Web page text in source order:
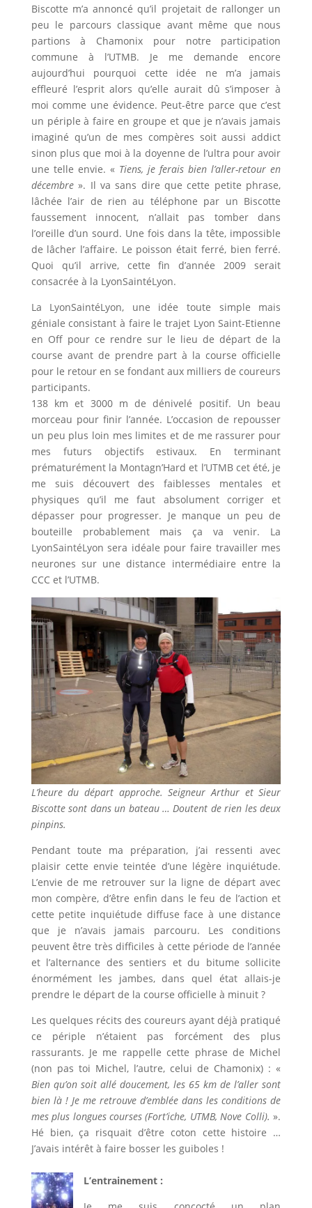
Biscotte m’a annoncé qu’il projetait de rallonger un
peu le parcours classique avant même que nous
partions à Chamonix pour notre participation
commune à l’UTMB. Je me demande encore
aujourd’hui pourquoi cette idée ne m’a jamais
effleuré l’esprit alors qu’elle aurait dû s’imposer à
moi comme une évidence. Peut-être parce que c’est
un périple à faire en groupe et que je n’avais jamais
imaginé qu’un de mes compères soit aussi addict
sinon plus que moi à la doyenne de l’ultra pour avoir
une telle envie. « Tiens, je ferais bien l’aller-retour en
décembre». Il va sans dire que cette petite phrase,
lâchée l’air de rien au téléphone par un Biscotte
faussement innocent, n’allait pas tomber dans
l’oreille d’un sourd. Une fois dans la tête, impossible
de lâcher l’affaire. Le poisson était ferré, bien ferré.
Quoi qu’il arrive, cette fin d’année 2009 serait
consacrée à la LyonSaintéLyon.
La LyonSaintéLyon, une idée toute simple mais
géniale consistant à faire le trajet Lyon Saint-Etienne
en Off pour ce rendre sur le lieu de départ de la
course avant de prendre part à la course officielle
pour le retour en se fondant aux milliers de coureurs
participants.
138 km et 3000 m de dénivelé positif. Un beau
morceau pour finir l’année. L’occasion de repousser
un peu plus loin mes limites et de me rassurer pour
mes futurs objectifs estivaux. En terminant
prématurément la Montagn’Hard et l’UTMB cet été, je
me suis découvert des faiblesses mentales et
physiques qu’il me faut absolument corriger et
dépasser pour progresser. Je manque un peu de
bouteille probablement mais ça va venir. La
LyonSaintéLyon sera idéale pour faire travailler mes
neurones sur une distance intermédiaire entre la
CCC et l’UTMB.
L’heure du départ approche. Seigneur Arthur et Sieur
Biscotte sont dans un bateau … Doutent de rien les deux
pinpins.
Pendant toute ma préparation, j’ai ressenti avec
plaisir cette envie teintée d’une légère inquiétude.
L’envie de me retrouver sur la ligne de départ avec
mon compère, d’être enfin dans le feu de l’action et
cette petite inquiétude diffuse face à une distance
que je n’avais jamais parcouru. Les conditions
peuvent être très difficiles à cette période de l’année
et l’alternance des sentiers et du bitume sollicite
énormément les jambes, dans quel état allais-je
prendre le départ de la course officielle à minuit ?
Les quelques récits des coureurs ayant déjà pratiqué
ce périple n’étaient pas forcément des plus
rassurants. Je me rappelle cette phrase de Michel
(non pas toi Michel, l’autre, celui de Chamonix) : «
Bien qu’on soit allé doucement, les 65 km de l’aller sont
bien là ! Je me retrouve d’emblée dans les conditions de
mes plus longues courses (Fort’iche, UTMB, Nove Colli). ».
Hé bien, ça risquait d’être coton cette histoire …
J’avais intérêt à faire bosser les guiboles !
L’entrainement :